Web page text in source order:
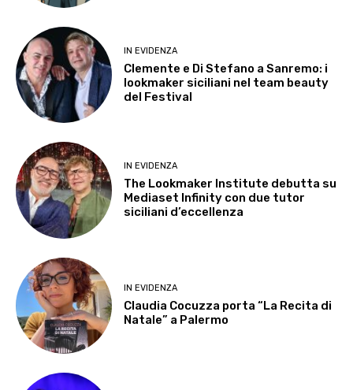
IN EVIDENZA
Clemente e Di Stefano a Sanremo: i
lookmaker siciliani nel team beauty
del Festival
IN EVIDENZA
The Lookmaker Institute debutta su
Mediaset Infinity con due tutor
siciliani d’eccellenza
IN EVIDENZA
Claudia Cocuzza porta “La Recita di
Natale” a Palermo